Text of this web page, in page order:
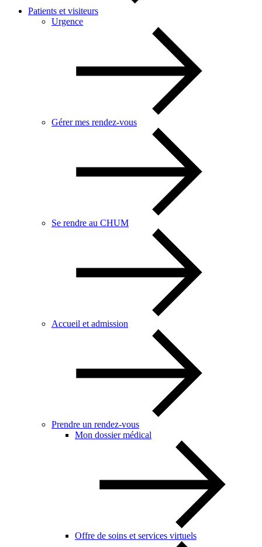
Patients et visiteurs
Urgence
Gérer mes rendez-vous
Se rendre au CHUM
Accueil et admission
Prendre un rendez-vous
Mon dossier médical
Offre de soins et services virtuels